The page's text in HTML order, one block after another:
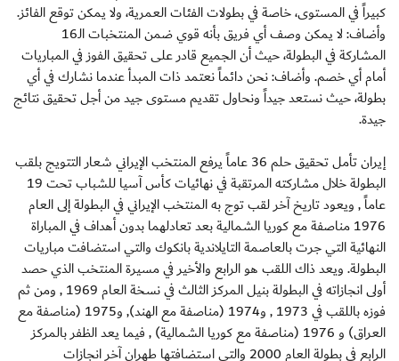
كبيراً في المستوى، خاصة في بطولات الفئات العمرية، ولا يمكن توقع الفائز.
وأضاف: لا يمكن وصف أي فريق بأنه قوي ضمن المنتخبات الـ16
المشاركة في البطولة، حيث أن الجميع قادر على تحقيق الفوز في المباريات
أمام أي خصم. وأضاف: نحن دائماً نعتمد ذات المبدأ عندما نشارك في أي
بطولة، حيث نستعد جيداً ونحاول تقديم مستوى جيد من أجل تحقيق نتائج
جيدة.
إيران تأمل تحقيق حلم 36 عاماً يرفع المنتخب الإيراني شعار التتويج بلقب
البطولة خلال مشاركته المرتقبة في نهائيات كأس آسيا للشباب تحت 19
عاماً , ويعود تاريخ آخر لقب توج به المنتخب الإيراني في البطولة إلى العام
1976 مناصفة مع كوريا الشمالية بعد تعادلهما بدون أهداف في المباراة
النهائية التي جرت بالعاصمة التايلاندية بانكوك والتي استضافت مباريات
البطولة. ويعد ذاك اللقب هو الرابع والأخير في مسيرة المنتخب الذي حصد
أولى انجازاته في البطولة بنيل المركز الثالث في نسخة العام 1969 , ومن ثم
فوزه باللقب في 1973 , و1974 (مناصفة مع الهند), و1975 (مناصفة مع
العراق) و 1976 (مناصفة مع كوريا الشمالية) , فيما يعد الظفر بالمركز
الرابع في بطولة العام 2000 والتي استضافتها طهران آخر انجازات